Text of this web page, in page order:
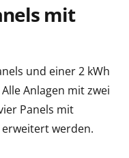
mit
und einer 2 kWh
Anlagen mit zwei
Panels mit
werden.